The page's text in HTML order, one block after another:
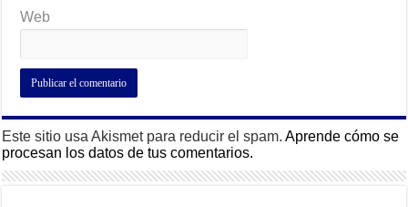
Web
Este sitio usa Akismet para reducir el spam.Aprende cómo se
procesan los datos de tus comentarios.